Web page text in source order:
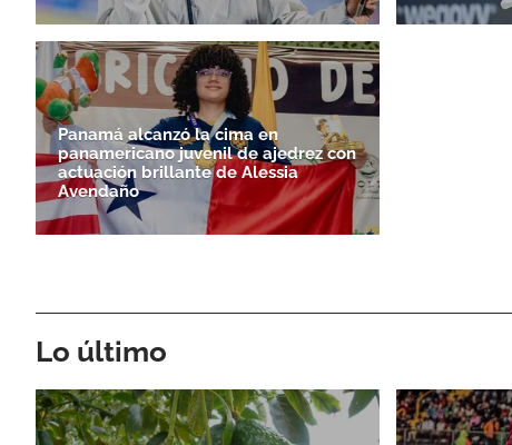
Panamá alcanzó la cima en
panamericano juvenil de ajedrez con
actuación brillante de Alessia
Avendaño
Lo último